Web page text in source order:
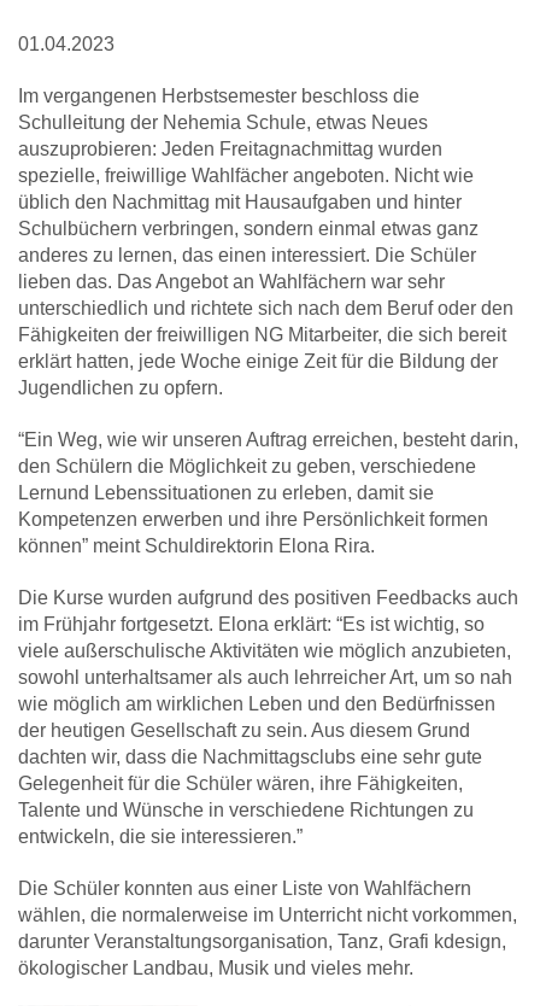
01.04.2023
Im vergangenen Herbstsemester beschloss die
Schulleitung der Nehemia Schule, etwas Neues
auszuprobieren: Jeden Freitagnachmittag wurden
spezielle, freiwillige Wahlfächer angeboten. Nicht wie
üblich den Nachmittag mit Hausaufgaben und hinter
Schulbüchern verbringen, sondern einmal etwas ganz
anderes zu lernen, das einen interessiert. Die Schüler
lieben das. Das Angebot an Wahlfächern war sehr
unterschiedlich und richtete sich nach dem Beruf oder den
Fähigkeiten der freiwilligen NG Mitarbeiter, die sich bereit
erklärt hatten, jede Woche einige Zeit für die Bildung der
Jugendlichen zu opfern.
“Ein Weg, wie wir unseren Auftrag erreichen, besteht darin,
den Schülern die Möglichkeit zu geben, verschiedene
Lernund Lebenssituationen zu erleben, damit sie
Kompetenzen erwerben und ihre Persönlichkeit formen
können” meint Schuldirektorin Elona Rira.
Die Kurse wurden aufgrund des positiven Feedbacks auch
im Frühjahr fortgesetzt. Elona erklärt: “Es ist wichtig, so
viele außerschulische Aktivitäten wie möglich anzubieten,
sowohl unterhaltsamer als auch lehrreicher Art, um so nah
wie möglich am wirklichen Leben und den Bedürfnissen
der heutigen Gesellschaft zu sein. Aus diesem Grund
dachten wir, dass die Nachmittagsclubs eine sehr gute
Gelegenheit für die Schüler wären, ihre Fähigkeiten,
Talente und Wünsche in verschiedene Richtungen zu
entwickeln, die sie interessieren.”
Die Schüler konnten aus einer Liste von Wahlfächern
wählen, die normalerweise im Unterricht nicht vorkommen,
darunter Veranstaltungsorganisation, Tanz, Grafi kdesign,
ökologischer Landbau, Musik und vieles mehr.